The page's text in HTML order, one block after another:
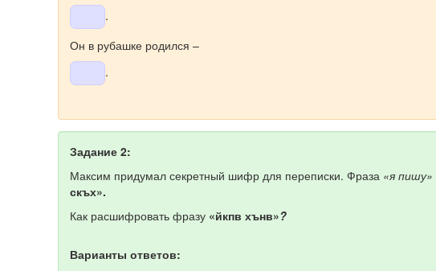
.
Он в рубашке родился –
.
Задание 2:
Максим придумал секретный шифр для переписки. Фраза «я пишу»
скъх».
Как расшифровать фразу «йкпв хънв»?
Варианты ответов: